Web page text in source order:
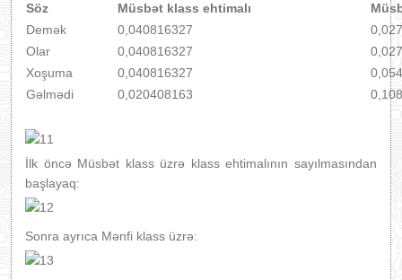
Söz Müsbət klass ehtimalı
Demək
0,040816327
Olar
0,040816327
Xoşuma
0,040816327
Gəlmədi
0,020408163
İlk öncə Müsbət klass üzrə klass ehtimalının sayılmasından
başlayaq:
Sonra ayrıca Mənfi klass üzrə: